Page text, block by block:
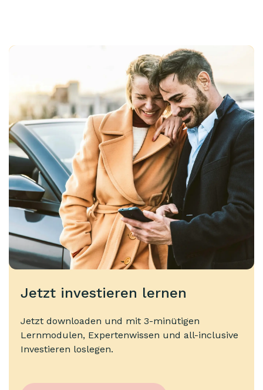
Jetzt investieren lernen
Jetzt downloaden und mit 3-minütigen
Lernmodulen, Expertenwissen und all-inclusive
Investieren loslegen.